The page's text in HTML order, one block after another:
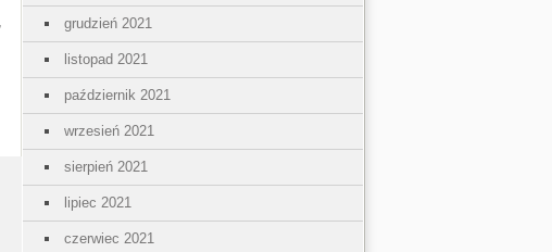
grudzień 2021
listopad 2021
październik 2021
wrzesień 2021
sierpień 2021
lipiec 2021
czerwiec 2021